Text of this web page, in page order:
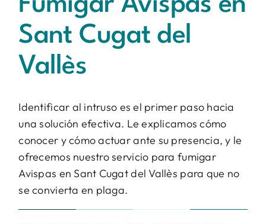
Contacto
BUSCAR:
Sant Cugat del
Vallès
Identificar al intruso es el primer paso hacia
una solución efectiva. Le explicamos cómo
conocer y cómo actuar ante su presencia, y le
ofrecemos nuestro servicio para fumigar
Avispas en Sant Cugat del Vallès para que no
se convierta en plaga.